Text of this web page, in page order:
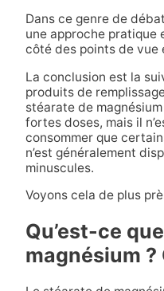
Dans ce genre de
une approche pratique
côté des points de vue
La conclusion est la
produits de
stéarate de
fortes doses, mais il
consommer que
n’est généralement
minuscules.
Voyons cela de plus
Qu’est-ce
magnésium ?